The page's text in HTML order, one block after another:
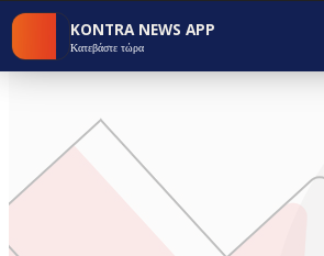
KONTRA NEWS APP
Κατεβάστε τώρα